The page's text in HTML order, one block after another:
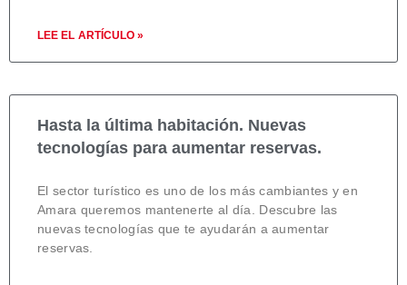
LEE EL ARTÍCULO »
Hasta la última habitación. Nuevas
tecnologías para aumentar reservas.
El sector turístico es uno de los más cambiantes y en
Amara queremos mantenerte al día. Descubre las
nuevas tecnologías que te ayudarán a aumentar
reservas.